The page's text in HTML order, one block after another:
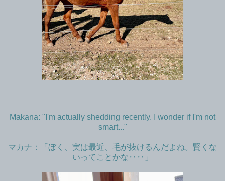
Makana: "I'm actually shedding recently. I wonder if I'm not
smart..."
マカナ：「ぼく、実は最近、毛が抜けるんだよね。賢くな
いってことかな‥‥」